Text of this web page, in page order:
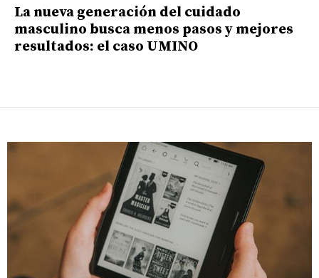
La nueva generación del cuidado
masculino busca menos pasos y mejores
resultados: el caso UMINO